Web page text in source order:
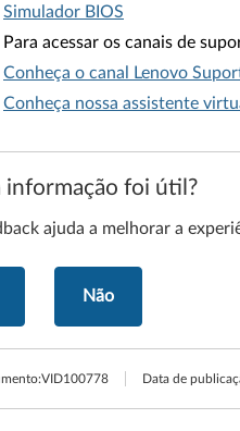
Simulador BIOS
Para acessar os canais de
Conheça o canal Lenovo
Conheça nossa assistente
informação foi útil?
ajuda a melhorar a
Não
VID100778 Data de